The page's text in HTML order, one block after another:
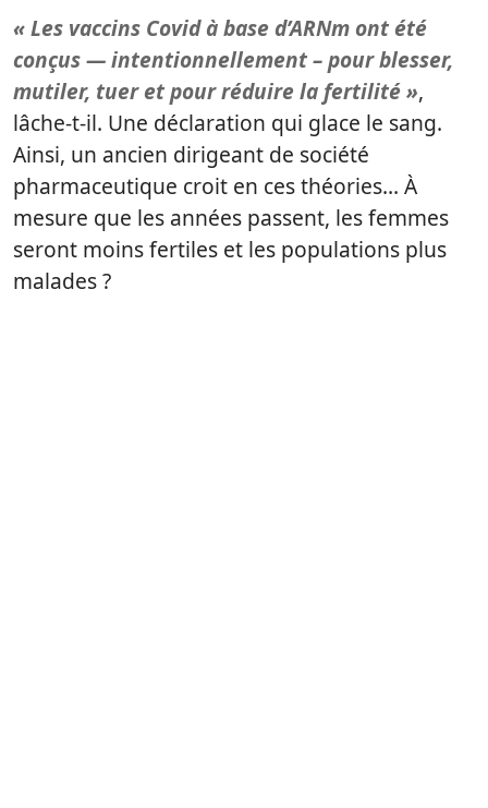
« Les vaccins Covid à base d’ARNm ont été
conçus — intentionnellement – pour blesser,
mutiler, tuer et pour réduire la fertilité »,
lâche-t-il. Une déclaration qui glace le sang.
Ainsi, un ancien dirigeant de société
pharmaceutique croit en ces théories… À
mesure que les années passent, les femmes
seront moins fertiles et les populations plus
malades ?